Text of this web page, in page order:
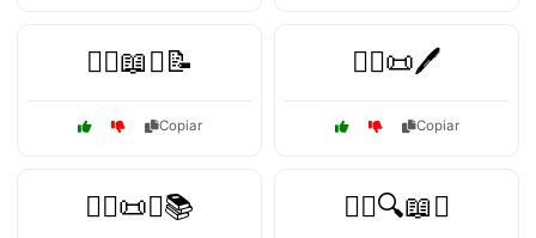
👩‍⚖️📖⚖️📝
Copiar
👩‍⚖️📜🖊️
Copiar
👩‍⚖️📜⚖️📚 👩‍⚖️🔍📖⚖️